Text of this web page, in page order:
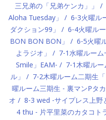
三兄弟の「兄弟ケンカ」」
Aloha Tuesday」
6-3火曜ル
ダクション99」
6-4火曜ル
BON BON BON」
6-5火曜
よラジオ」
7-1水曜ルー
Smile」EAM-
7-1木曜ル
ル」
7-2木曜ルーム二期生
曜ルーム三期生 - 裏マンPタ
オ
8-3 wed -サイプレス上野
4 thu - 片平里菜のカタコト